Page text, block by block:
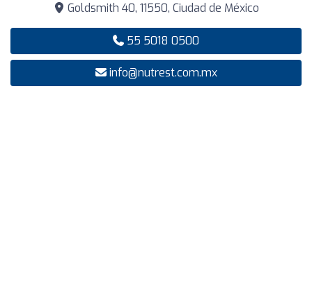
Goldsmith 40, 11550, Ciudad de México
55 5018 0500
info@nutrest.com.mx